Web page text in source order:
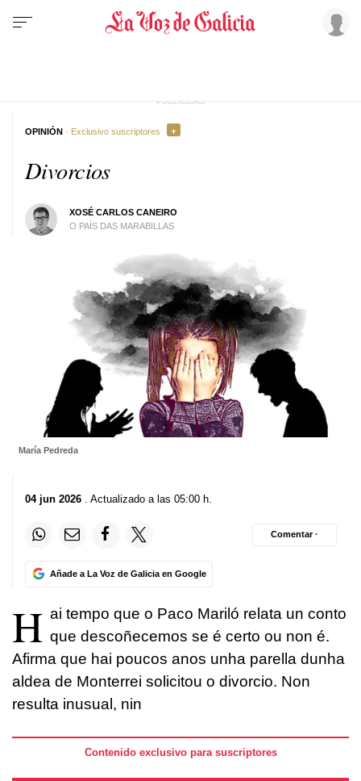
Divorcios
XOSÉ CARLOS CANEIRO
O PAÍS DAS MARABILLAS
OPINIÓN · Exclusivo suscriptores
María Pedreda
04 jun 2026 . Actualizado a las 05:00 h.
Añade a La Voz de Galicia en Google
Comentar ·
H ai tempo que o Paco Mariló relata un conto
que descoñecemos se é certo ou non é.
Afirma que hai poucos anos unha parella dunha
aldea de Monterrei solicitou o divorcio. Non
resulta inusual, nin
Contenido exclusivo para suscriptores